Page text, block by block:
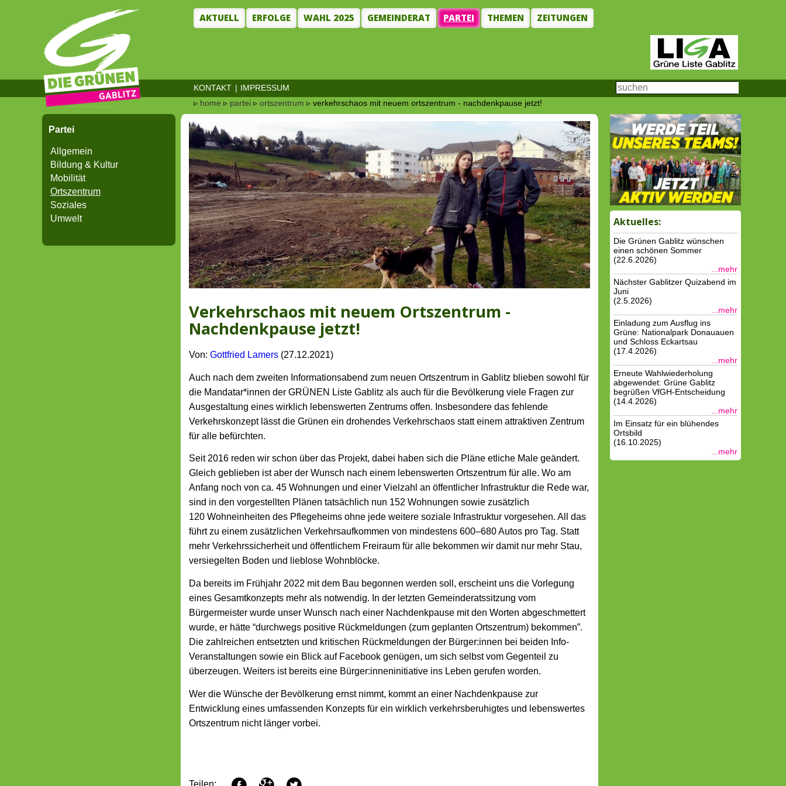
AKTUELL ERFOLGE WAHL 2025 GEMEINDERAT PARTEI THEMEN ZEITUNGEN
KONTAKT | IMPRESSUM
▹ home ▹ partei ▹ortszentrum ▹ verkehrschaos mit neuem ortszentrum - nachdenkpause jetzt!
Partei
Allgemein
Bildung & Kultur
Mobilität
Ortszentrum
Soziales
Umwelt
Verkehrschaos mit neuem Ortszentrum -
Nachdenkpause jetzt!
Von:Gottfried Lamers (27.12.2021)
Auch nach dem zweiten Informationsabend zum neuen Ortszentrum in Gablitz blieben sowohl für
die Mandatar*innen der GRÜNEN Liste Gablitz als auch für die Bevölkerung viele Fragen zur
Ausgestaltung eines wirklich lebenswerten Zentrums offen. Insbesondere das fehlende
Verkehrskonzept lässt die Grünen ein drohendes Verkehrschaos statt einem attraktiven Zentrum
für alle befürchten.
Seit 2016 reden wir schon über das Projekt, dabei haben sich die Pläne etliche Male geändert.
Gleich geblieben ist aber der Wunsch nach einem lebenswerten Ortszentrum für alle. Wo am
Anfang noch von ca. 45 Wohnungen und einer Vielzahl an öffentlicher Infrastruktur die Rede war,
sind in den vorgestellten Plänen tatsächlich nun 152 Wohnungen sowie zusätzlich
120 Wohneinheiten des Pflegeheims ohne jede weitere soziale Infrastruktur vorgesehen. All das
führt zu einem zusätzlichen Verkehrsaufkommen von mindestens 600–680 Autos pro Tag. Statt
mehr Verkehrssicherheit und öffentlichem Freiraum für alle bekommen wir damit nur mehr Stau,
versiegelten Boden und lieblose Wohnblöcke.
Da bereits im Frühjahr 2022 mit dem Bau begonnen werden soll, erscheint uns die Vorlegung
eines Gesamtkonzepts mehr als notwendig. In der letzten Gemeinderatssitzung vom
Bürgermeister wurde unser Wunsch nach einer Nachdenkpause mit den Worten abgeschmettert
wurde, er hätte “durchwegs positive Rückmeldungen (zum geplanten Ortszentrum) bekommen”.
Die zahlreichen entsetzten und kritischen Rückmeldungen der Bürger:innen bei beiden Info-
Veranstaltungen sowie ein Blick auf Facebook genügen, um sich selbst vom Gegenteil zu
überzeugen. Weiters ist bereits eine Bürger:inneni­nitiative ins Leben gerufen worden.
Wer die Wünsche der Bevölkerung ernst nimmt, kommt an einer Nachdenkpause zur
Entwicklung eines umfassenden Konzepts für ein wirklich verkehrsberuhigtes und lebenswertes
Ortszentrum nicht länger vorbei.
Teilen:
Aktuelles:
Die Grünen Gablitz wünschen
einen schönen Sommer
(22.6.2026)
...mehr
Nächster Gablitzer Quizabend im
Juni
(2.5.2026)
...mehr
Einladung zum Ausflug ins
Grüne: Nationalpark Donauauen
und Schloss Eckartsau
(17.4.2026)
...mehr
Erneute Wahlwiederholung
abgewendet: Grüne Gablitz
begrüßen VfGH-Entscheidung
(14.4.2026)
...mehr
Im Einsatz für ein blühendes
Ortsbild
(16.10.2025)
...mehr